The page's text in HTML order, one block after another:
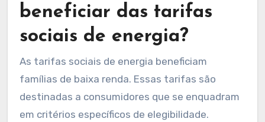
beneficiar das tarifas
sociais de energia?
As tarifas sociais de energia beneficiam
famílias de baixa renda. Essas tarifas são
destinadas a consumidores que se enquadram
em critérios específicos de elegibilidade.